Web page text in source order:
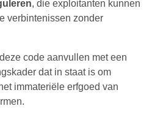
, die exploitanten kunnen
verbintenissen zonder
code aanvullen met een
dat in staat is om
immateriële erfgoed van